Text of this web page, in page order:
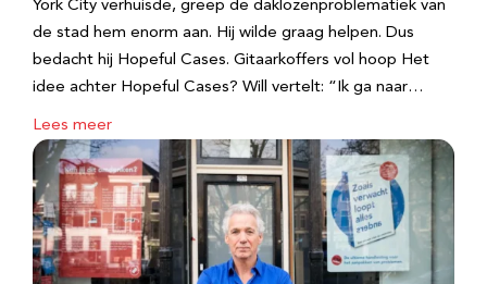
York City verhuisde, greep de daklozenproblematiek van
de stad hem enorm aan. Hij wilde graag helpen. Dus
bedacht hij Hopeful Cases. Gitaarkoffers vol hoop Het
idee achter Hopeful Cases? Will vertelt: “Ik ga naar…
Lees meer